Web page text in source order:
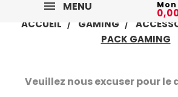
MENU
ACCUEIL
GAMING
PACK GAMING
Veuillez nous excuser pour le